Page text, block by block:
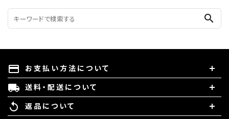
search
payment お支払い方法について
local_shipping 送料・配送について
replay 返品について